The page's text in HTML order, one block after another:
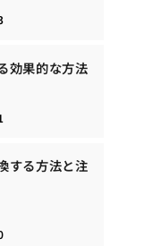
効果的な方法
する方法と注